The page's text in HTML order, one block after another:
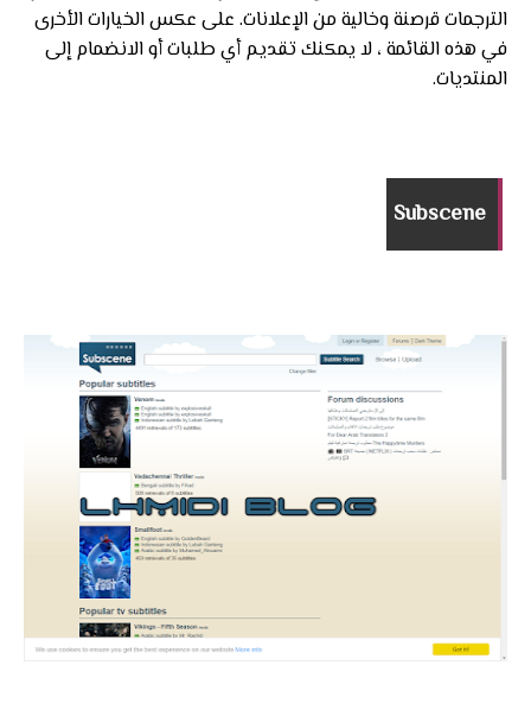
الترجمات قرصنة وخالية من الإعلانات. على عكس الخيارات الأخرى
في هذه القائمة ، لا يمكنك تقديم أي طلبات أو الانضمام إلى
المنتديات.
Subscene